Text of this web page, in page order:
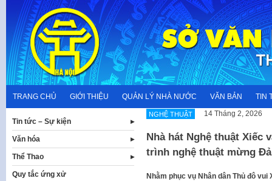
content
TRANG CHỦ GIỚI THIỆU QUẢN LÝ NHÀ NƯỚC VĂN BẢN TIN
NGHỆ THUẬT 14 Tháng 2, 2026
Nhà hát Nghệ thuật Xiếc
trình nghệ thuật mừng
Nhằm phục vụ Nhân dân Thủ đô vui
Tin tức – Sự kiện
Văn hóa
Thể Thao
Quy tắc ứng xử